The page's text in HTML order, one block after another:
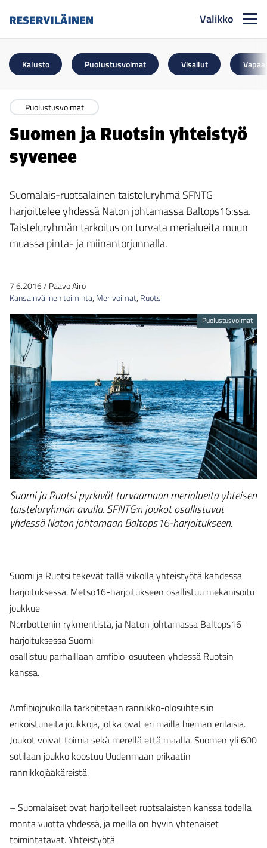
Valikko
Kalusto Puolustusvoimat Visailut
Puolustusvoimat
Suomen ja Ruotsin yhteistyö
syvenee
Suomalais-ruotsalainen taisteluryhmä SFNTG
harjoittelee yhdessä Naton johtamassa Baltops16:ssa.
Taisteluryhmän tarkoitus on turvata merialueita muun
muassa pinta- ja miinantorjunnalla.
7.6.2016/ Paavo Airo
Kansainvälinen toiminta, Merivoimat, Ruotsi
Puolustusvoimat
Suomi ja Ruotsi pyrkivät turvaamaan merialueita yhteisen
taisteluryhmän avulla. SFNTG:n joukot osallistuvat
yhdessä Naton johtamaan Baltops16-harjoitukseen.
Suomi ja Ruotsi tekevät tällä viikolla yhteistyötä kahdessa
harjoituksessa. Metso16-harjoitukseen osallistuu mekanisoitu
joukkue
Norrbottenin rykmentistä, ja Naton johtamassa Baltops16-
harjoituksessa Suomi
osallistuu parhaillaan amfibio-osuuteen yhdessä Ruotsin
kanssa.
Amfibiojoukoilla tarkoitetaan rannikko-olosuhteisiin
erikoistuneita joukkoja, jotka ovat eri mailla hieman erilaisia.
Joukot voivat toimia sekä merellä että maalla. Suomen yli 600
sotilaan joukko koostuu Uudenmaan prikaatin
rannikkojääkäreistä.
– Suomalaiset ovat harjoitelleet ruotsalaisten kanssa todella
monta vuotta yhdessä, ja meillä on hyvin yhtenäiset
toimintatavat. Yhteistyötä